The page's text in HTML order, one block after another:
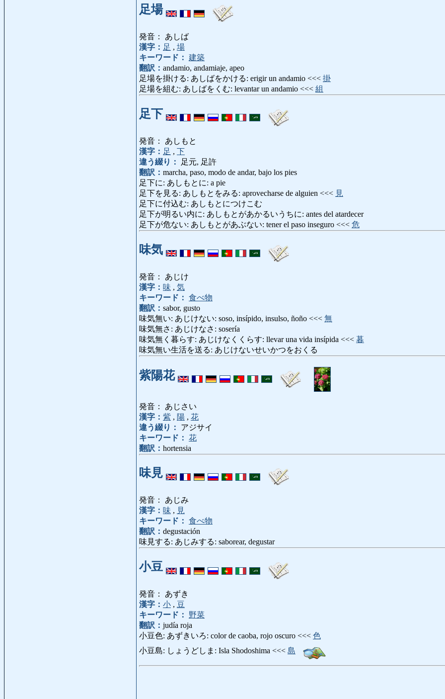
足場
発音： あしば
漢字： 足 , 場
キーワード： 建築
翻訳： andamio, andamiaje, apeo
足場を掛ける: あしばをかける: erigir un andamio <<< 掛
足場を組む: あしばをくむ: levantar un andamio <<< 組
足下
発音： あしもと
漢字： 足 , 下
違う綴り：
足元, 足許
翻訳： marcha, paso, modo de andar, bajo los pies
足下に: あしもとに: a pie
足下を見る: あしもとをみる: aprovecharse de alguien <<< 見
足下に付込む: あしもとにつけこむ
足下が明るい内に: あしもとがあかるいうちに: antes del atardecer
足下が危ない: あしもとがあぶない: tener el paso inseguro <<< 危
味気
発音： あじけ
漢字： 味 , 気
キーワード： 食べ物
翻訳： sabor, gusto
味気無い: あじけない: soso, insípido, insulso, ñoño <<< 無
味気無さ: あじけなさ: sosería
味気無く暮らす: あじけなくくらす: llevar una vida insípida <<< 暮
味気無い生活を送る: あじけないせいかつをおくる
紫陽花
発音： あじさい
漢字： 紫 , 陽 , 花
違う綴り：
アジサイ
キーワード： 花
翻訳： hortensia
味見
発音： あじみ
漢字： 味 , 見
キーワード： 食べ物
翻訳： degustación
味見する: あじみする: saborear, degustar
小豆
発音： あずき
漢字： 小 , 豆
キーワード：
野菜
翻訳： judía roja
小豆色: あずきいろ: color de caoba, rojo oscuro <<< 色
小豆島: しょうどしま: Isla Shodoshima <<< 島